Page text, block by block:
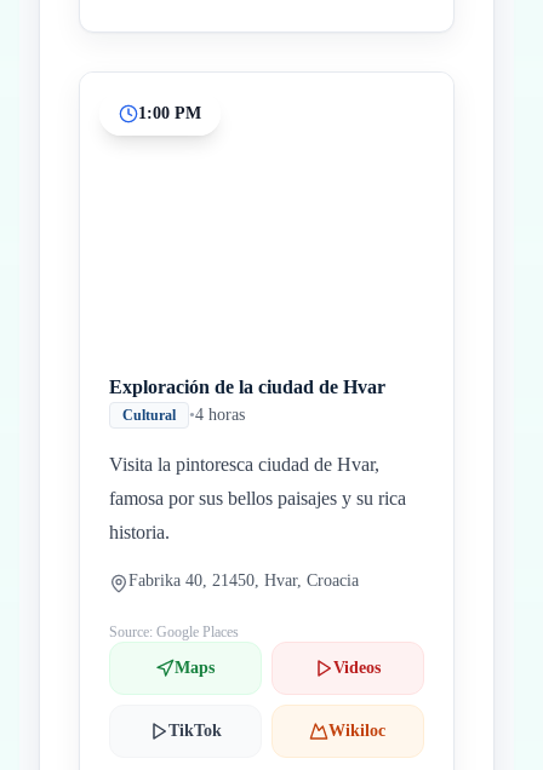
1:00 PM
Exploración de la ciudad de Hvar
Cultural •4 horas
Visita la pintoresca ciudad de Hvar,
famosa por sus bellos paisajes y su rica
historia.
Fabrika 40, 21450, Hvar, Croacia
Source: Google Places
Maps Videos
TikTok Wikiloc